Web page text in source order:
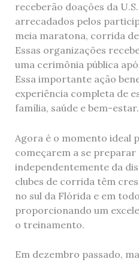
receberão doações da
arrecadados pelos
meia maratona, corrida
Essas organizações
uma cerimônia pública
Essa importante ação
experiência completa de
família, saúde e bem-estar.
Agora é o momento ideal
começarem a se preparar
independentemente da
clubes de corrida têm
no sul da Flórida e em
proporcionando um
o treinamento.
Em dezembro passado,